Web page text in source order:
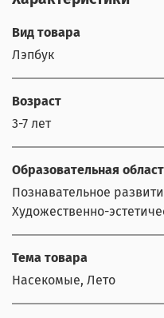
Вид товара
Лэпбук
Возраст
3-7 лет
Образовательная
Познавательное
Художественно-
Тема товара
Насекомые, Лето